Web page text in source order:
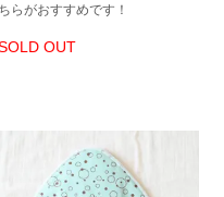
ちらがおすすめです！
OUT